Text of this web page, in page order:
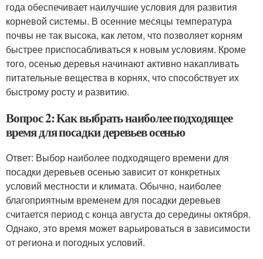
года обеспечивает наилучшие условия для развития
корневой системы. В осенние месяцы температура
почвы не так высока, как летом, что позволяет корням
быстрее приспосабливаться к новым условиям. Кроме
того, осенью деревья начинают активно накапливать
питательные вещества в корнях, что способствует их
быстрому росту и развитию.
Вопрос 2: Как выбрать наиболее подходящее
время для посадки деревьев осенью
Ответ: Выбор наиболее подходящего времени для
посадки деревьев осенью зависит от конкретных
условий местности и климата. Обычно, наиболее
благоприятным временем для посадки деревьев
считается период с конца августа до середины октября.
Однако, это время может варьироваться в зависимости
от региона и погодных условий.